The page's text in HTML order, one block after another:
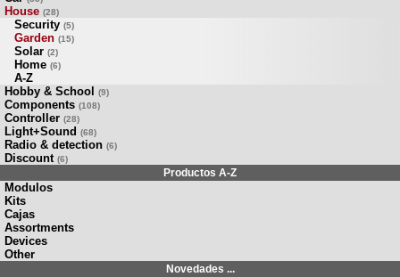
House (28)
Security (5)
Garden (15)
Solar (2)
Home (6)
A-Z
Hobby & School (9)
Components (108)
Controller (28)
Light+Sound (68)
Radio & detection (6)
Discount (6)
Productos A-Z
Modulos
Kits
Cajas
Assortments
Devices
Other
Novedades ...